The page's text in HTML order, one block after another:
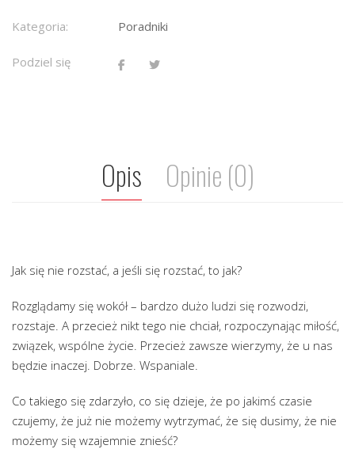
Kategoria: Poradniki
Podziel się
Opis Opinie (0)
Jak się nie rozstać, a jeśli się rozstać, to jak?
Rozglądamy się wokół – bardzo dużo ludzi się rozwodzi,
rozstaje. A przecież nikt tego nie chciał, rozpoczynając miłość,
związek, wspólne życie. Przecież zawsze wierzymy, że u nas
będzie inaczej. Dobrze. Wspaniale.
Co takiego się zdarzyło, co się dzieje, że po jakimś czasie
czujemy, że już nie możemy wytrzymać, że się dusimy, że nie
możemy się wzajemnie znieść?